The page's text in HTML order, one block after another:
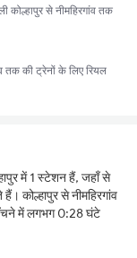
से नीमहिरगांव तक
तक की ट्रेनों के लिए रियल
में 1 स्टेशन हैं, जहाँ से
कोल्हापुर से नीमहिरगांव
में लगभग 0:28 घंटे